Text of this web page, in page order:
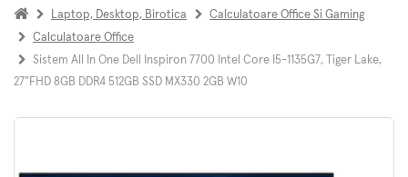
Laptop, Desktop, Birotica
Calculatoare Office Si Gaming
Calculatoare Office
Sistem All In One Dell Inspiron 7700 Intel Core I5-1135G7, Tiger Lake,
27"FHD 8GB DDR4 512GB SSD MX330 2GB W10